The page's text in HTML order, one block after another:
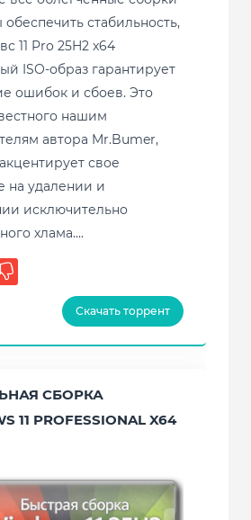
стабильность,
11 Pro 25H2 x64
ISO-образ гарантирует
ошибок и сбоев. Это
нашим
автора Mr.Bumer,
свое
на удалении и
исключительно
хлама....
Скачать торрент
СБОРКА
11 PROFESSIONAL X64